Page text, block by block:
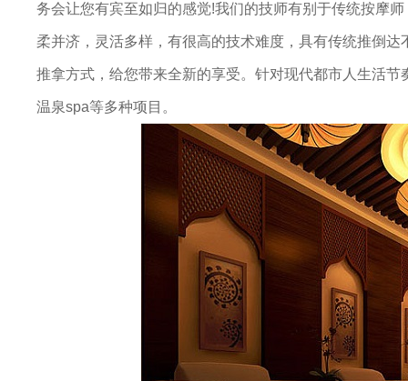
务会让您有宾至如归的感觉!我们的技师有别于传统按摩
柔并济，灵活多样，有很高的技术难度，具有传统推倒
推拿方式，给您带来全新的享受。针对现代都市人生活
温泉spa等多种项目。